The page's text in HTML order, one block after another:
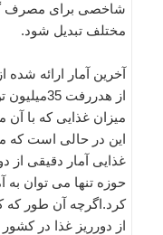
شاخصی برای مصرف
مختلف تبدیل شود.
آخرین آمار ارائه
از هدررفت
این در حالی است که
غذایی آمار دقیقی از
حوزه تنها می توان به
کرد.اگرچه آن طور
از دورریز غذا در